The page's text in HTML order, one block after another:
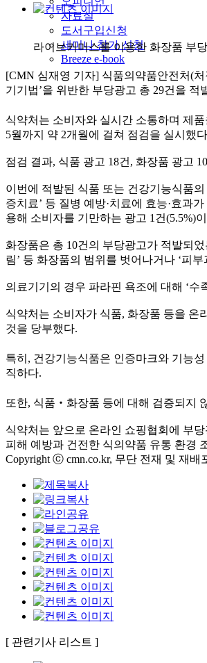
자료실
도서구입신청
세미나 참가 신청
Breeze e-book
라이브커머스를 이용한 화장품 부
[CMN 심재영 기자] 식품의약품안전처(
기기법’을 위반한 부당광고 총 29건을
식약처는 소비자와 실시간 소통하며 제
5월까지 약 2개월에 걸쳐 점검을 실시했
점검 결과, 식품 광고 18건, 화장품 광고
이번에 적발된 식품 또는 건강기능식품의
증치료’ 등 질병 예방·치료에 효능·효과
용해 소비자를 기만하는 광고 1건(5.5%)
화장품은 총 10건의 부당광고가 적발되
림’ 등 화장품의 범위를 벗어나거나 ‘피
의료기기의 경우 파라핀 욕조에 대해 ‘수
식약처는 소비자가 식품, 화장품 등을 온
것을 당부했다.
특히, 건강기능식품은 인증마크와 기능
직하다.
또한, 식품‧화장품 등에 대해 검증되지
식약처는 앞으로 온라인 쇼핑협회에 부
피해 예방과 건전한 식의약품 유통 환경
Copyright ⓒ cmn.co.kr, 무단 전재 및 재배
[ 관련기사 리스트 ]